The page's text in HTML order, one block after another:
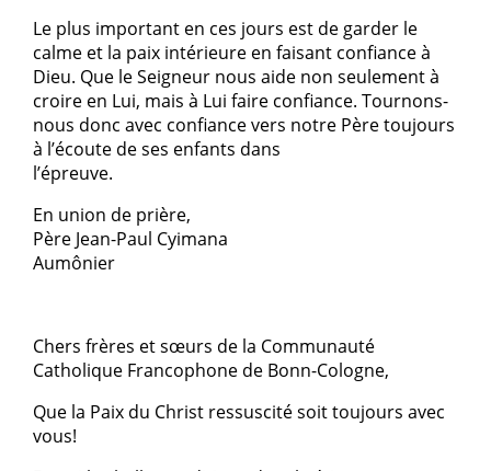
Le plus important en ces jours est de garder le
calme et la paix intérieure en faisant confiance à
Dieu. Que le Seigneur nous aide non seulement à
croire en Lui, mais à Lui faire confiance. Tournons-
nous donc avec confiance vers notre Père toujours
à l’écoute de ses enfants dans
l’épreuve.
En union de prière,
Père Jean-Paul Cyimana
Aumônier
Chers frères et sœurs de la Communauté
Catholique Francophone de Bonn-Cologne,
Que la Paix du Christ ressuscité soit toujours avec
vous!